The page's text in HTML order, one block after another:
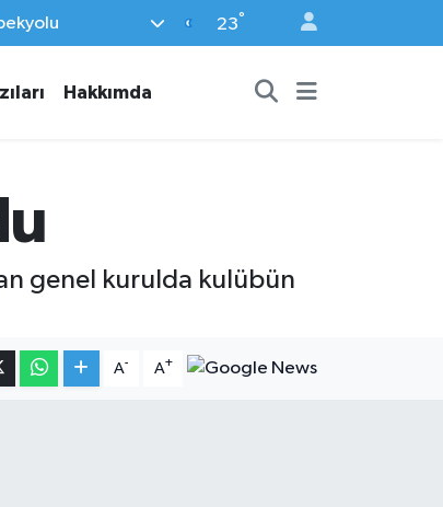
23°
Hakkımda
genel kurulda kulübün
A- A+